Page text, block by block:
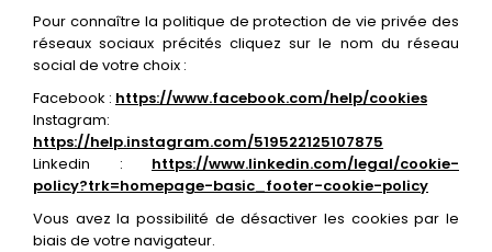
Pour connaître la politique de protection de vie privée des
réseaux sociaux précités cliquez sur le nom du réseau
social de votre choix :
Facebook : https://www.facebook.com/help/cookies
Instagram:
https://help.instagram.com/519522125107875
Linkedin : https://www.linkedin.com/legal/cookie-
policy?trk=homepage-basic_footer-cookie-policy
Vous avez la possibilité de désactiver les cookies par le
biais de votre navigateur.